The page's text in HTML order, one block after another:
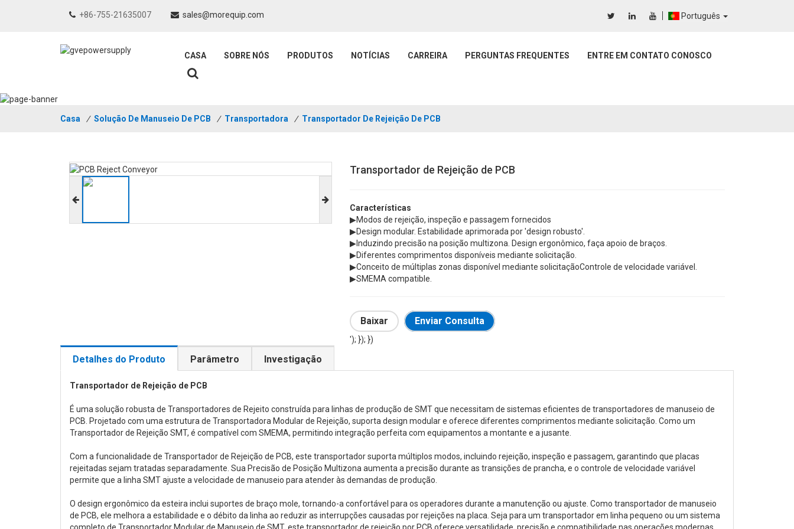
+86-755-21635007 sales@morequip.com Português
CASA SOBRE NÓS PRODUTOS NOTÍCIAS CARREIRA PERGUNTAS FREQUENTES ENTRE EM CONTATO CONOSCO
Casa / Solução De Manuseio De PCB / Transportadora / Transportador De Rejeição De PCB
Transportador de Rejeição de PCB
Características
▶Modos de rejeição, inspeção e passagem fornecidos
▶Design modular. Estabilidade aprimorada por 'design robusto'.
▶Induzindo precisão na posição multizona. Design ergonômico, faça apoio de braços.
▶Diferentes comprimentos disponíveis mediante solicitação.
▶Conceito de múltiplas zonas disponível mediante solicitaçãoControle de velocidade variável.
▶SMEMA compatible.
Baixar Enviar Consulta
'); }); })
Detalhes do Produto Parâmetro Investigação
Transportador de Rejeição de PCB
É uma solução robusta de Transportadores de Rejeito construída para linhas de produção de SMT que necessitam de sistemas eficientes de transportadores de manuseio de
PCB. Projetado com uma estrutura de Transportadora Modular de Rejeição, suporta design modular e oferece diferentes comprimentos mediante solicitação. Como um
Transportador de Rejeição SMT, é compatível com SMEMA, permitindo integração perfeita com equipamentos a montante e a jusante.
Com a funcionalidade de Transportador de Rejeição de PCB, este transportador suporta múltiplos modos, incluindo rejeição, inspeção e passagem, garantindo que placas
rejeitadas sejam tratadas separadamente. Sua Precisão de Posição Multizona aumenta a precisão durante as transições de prancha, e o controle de velocidade variável
permite que a linha SMT ajuste a velocidade de manuseio para atender às demandas de produção.
O design ergonômico da esteira inclui suportes de braço mole, tornando-a confortável para os operadores durante a manutenção ou ajuste. Como transportador de manuseio
de PCB, ele melhora a estabilidade e o débito da linha ao reduzir as interrupções causadas por rejeições na placa. Seja para um transportador em linha pequeno ou um sistema